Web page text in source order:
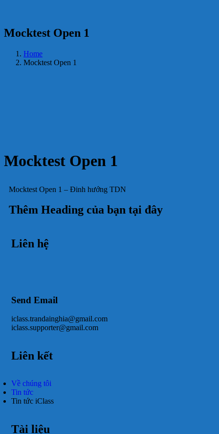
Mocktest Open 1
Home
Mocktest Open 1
Mocktest Open 1
Mocktest Open 1 – Đinh hướng TDN
Thêm Heading của bạn tại đây
Liên hệ
Send Email
iclass.trandainghia@gmail.com
iclass.supporter@gmail.com
Liên kết
Về chúng tôi
Tin tức
Tin tức iClass
Tài liệu